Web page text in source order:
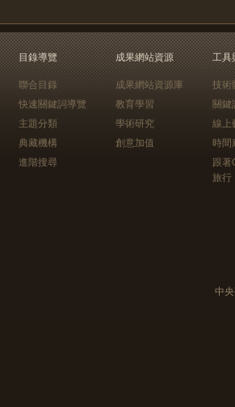
目錄導覽
聯合目錄
快速關鍵詞導覽
主題分類
典藏機構
進階搜尋
成果網站資源
成果網站資源庫
教育學習
學術研究
創意加值
工具
技術
關鍵
線上
時間
跟
旅行
中